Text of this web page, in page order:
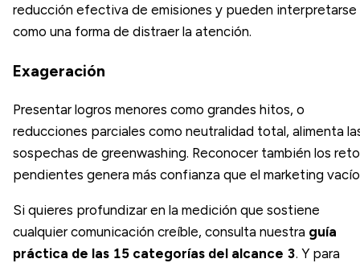
reducción efectiva de emisiones y pueden interpretarse
como una forma de distraer la atención.
Exageración
Presentar logros menores como grandes hitos, o
reducciones parciales como neutralidad total, alimenta
sospechas de greenwashing. Reconocer también los
pendientes genera más confianza que el marketing
Si quieres profundizar en la medición que sostiene
cualquier comunicación creíble, consulta nuestra guía
práctica de las 15 categorías del alcance 3. Y para